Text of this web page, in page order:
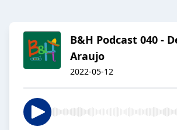
B&H Podcast 040 -
Araujo
2022-05-12